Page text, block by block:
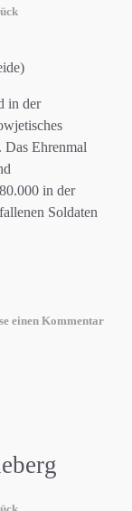
in der
Das Ehrenmal
in der
Soldaten
einen Kommentar